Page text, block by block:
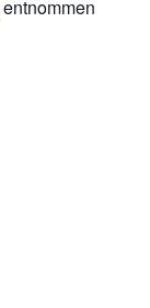
entnommen